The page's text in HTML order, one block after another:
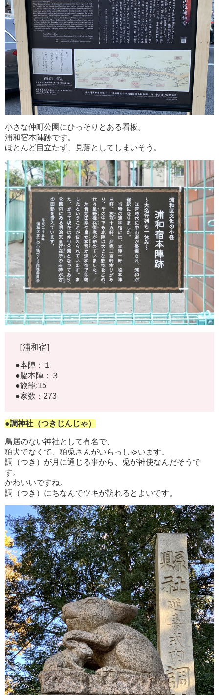
小さな仲町公園にひっそりとある看板。
浦和宿本陣跡です。
ほとんど目立たず、見落としてしまいそう。
［浦和宿］
●本陣：１
●脇本陣：３
●旅籠:15
●家数：273
●調神社（つきじんじゃ）
鳥居のない神社として有名で、
狛犬でなくて、狛兎さんがいらっしゃいます。
調（つき）が月に通じる事から、兎が神使なんだそうで
す。
かわいいですね。
調（つき）にちなんでツキが訪れるとよいです。